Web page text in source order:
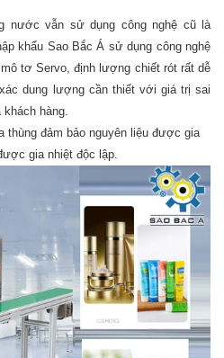
nước vẫn sử dụng công nghệ cũ là
khẩu Sao Bắc Á sử dụng công nghệ
tơ Servo, định lượng chiết rót rất dễ
dung lượng cần thiết với giá trị sai
hàng.
thùng đảm bảo nguyên liệu được gia
gia nhiệt độc lập.